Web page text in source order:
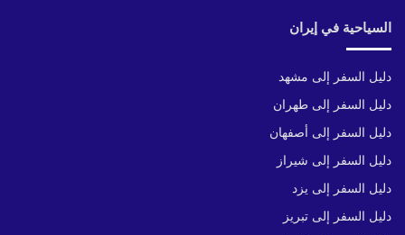
السياحية في إيران
دليل السفر إلى مشهد
دليل السفر إلى طهران
دليل السفر إلى أصفهان
دليل السفر إلى شيراز
دليل السفر إلى يزد
دليل السفر إلى تبريز